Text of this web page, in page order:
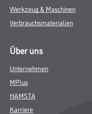
Werkzeug & Maschinen
Verbrauchsmaterialien
Über uns
Unternehmen
MPlus
HAMSTA
Karriere